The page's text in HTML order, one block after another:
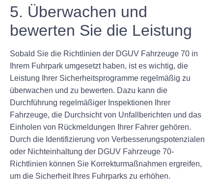
5. Überwachen und
bewerten Sie die Leistung
Sobald Sie die Richtlinien der DGUV Fahrzeuge 70 in
Ihrem Fuhrpark umgesetzt haben, ist es wichtig, die
Leistung Ihrer Sicherheitsprogramme regelmäßig zu
überwachen und zu bewerten. Dazu kann die
Durchführung regelmäßiger Inspektionen Ihrer
Fahrzeuge, die Durchsicht von Unfallberichten und das
Einholen von Rückmeldungen Ihrer Fahrer gehören.
Durch die Identifizierung von Verbesserungspotenzialen
oder Nichteinhaltung der DGUV Fahrzeuge 70-
Richtlinien können Sie Korrekturmaßnahmen ergreifen,
um die Sicherheit Ihres Fuhrparks zu erhöhen.